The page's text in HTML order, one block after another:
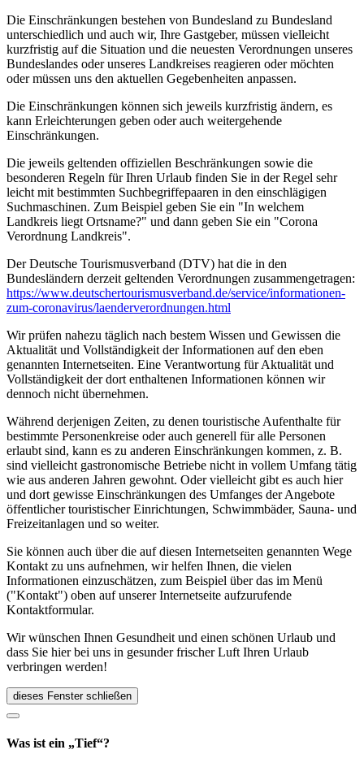
Die Einschränkungen bestehen von Bundesland zu Bundesland
unterschiedlich und auch wir, Ihre Gastgeber, müssen vielleicht
kurzfristig auf die Situation und die neuesten Verordnungen unseres
Bundeslandes oder unseres Landkreises reagieren oder möchten
oder müssen uns den aktuellen Gegebenheiten anpassen.
Die Einschränkungen können sich jeweils kurzfristig ändern, es
kann Erleichterungen geben oder auch weitergehende
Einschränkungen.
Die jeweils geltenden offiziellen Beschränkungen sowie die
besonderen Regeln für Ihren Urlaub finden Sie in der Regel sehr
leicht mit bestimmten Suchbegriffepaaren in den einschlägigen
Suchmaschinen. Zum Beispiel geben Sie ein "In welchem
Landkreis liegt Ortsname?" und dann geben Sie ein "Corona
Verordnung Landkreis".
Der Deutsche Tourismusverband (DTV) hat die in den
Bundesländern derzeit geltenden Verordnungen zusammengetragen:
https://www.deutscher­tourismusverband.de/­service/­informationen-
zum-coronavirus/­laenderverordnungen.html
Wir prüfen nahezu täglich nach bestem Wissen und Gewissen die
Aktualität und Vollständigkeit der Informationen auf den eben
genannten Internetseiten. Eine Verantwortung für Aktualität und
Vollständigkeit der dort enthaltenen Informationen können wir
dennoch nicht übernehmen.
Während derjenigen Zeiten, zu denen touristische Aufenthalte für
bestimmte Personenkreise oder auch generell für alle Personen
erlaubt sind, kann es zu anderen Einschränkungen kommen, z. B.
sind vielleicht gastronomische Betriebe nicht in vollem Umfang tätig
wie aus anderen Jahren gewohnt. Oder vielleicht gibt es auch hier
und dort gewisse Einschränkungen des Umfanges der Angebote
öffentlicher touristischer Einrichtungen, Schwimmbäder, Sauna- und
Freizeitanlagen und so weiter.
Sie können auch über die auf diesen Internetseiten genannten Wege
Kontakt zu uns aufnehmen, wir helfen Ihnen, die vielen
Informationen einzuschätzen, zum Beispiel über das im Menü
("Kontakt") oben auf unserer Internetseite aufzurufende
Kontaktformular.
Wir wünschen Ihnen Gesundheit und einen schönen Urlaub und
dass Sie hier bei uns in gesunder frischer Luft Ihren Urlaub
verbringen werden!
dieses Fenster schließen
Was ist ein „Tief“?